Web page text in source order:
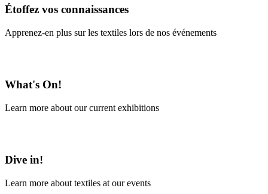
Étoffez vos connaissances
Apprenez-en plus sur les textiles lors de nos événements
What's On!
Learn more about our current exhibitions
Dive in!
Learn more about textiles at our events